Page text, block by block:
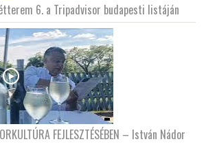
6. a Tripadvisor budapesti listáján
FEJLESZTÉSÉBEN – István Nádor